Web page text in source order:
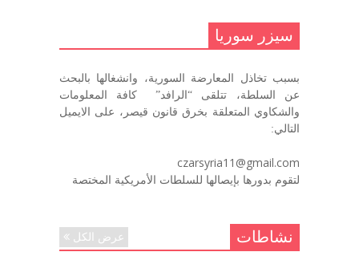
في الذكرى السنوية لرحيل الرفيق منصور أتاسي أبو مطيع
رحمه الله. – عبد الله حاج محمد
ننساك – خالد الحموري
سيزر سوريا
بسبب تخاذل المعارضة السورية، وانشغالها بالبحث
عن السلطة، تتلقى “الرافد” كافة المعلومات
والشكاوي المتعلقة بخرق قانون قيصر، على الايميل
التالي:
czarsyria11@gmail.com
لتقوم بدورها بإيصالها للسلطات الأمريكية المختصة
نشاطات عرض الكل